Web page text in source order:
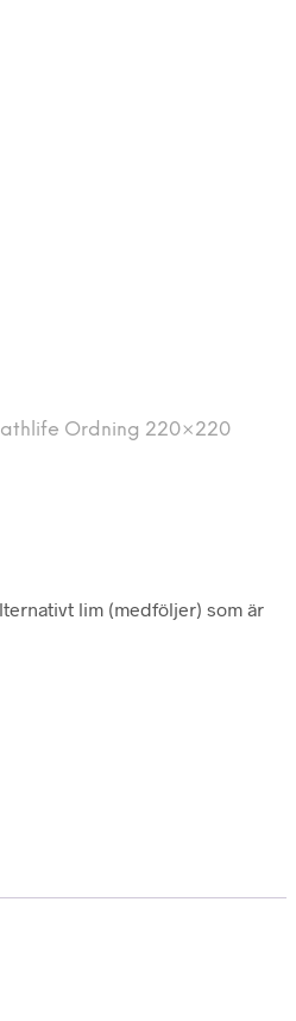
Ordning 220×220
lim (medföljer) som är